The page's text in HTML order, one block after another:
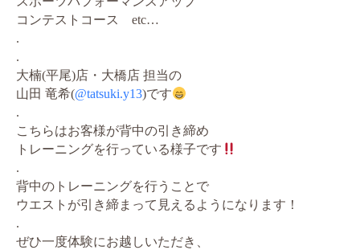
コンテストコース etc…
.
.
大楠(平尾)店・大橋店 担当の
山田 竜希(@tatsuki.y13)です
.
こちらはお客様が背中の引き締め
トレーニングを行っている様子です
.
背中のトレーニングを行うことで
ウエストが引き締まって見えるようになります！
.
ぜひ一度体験にお越しいただき、